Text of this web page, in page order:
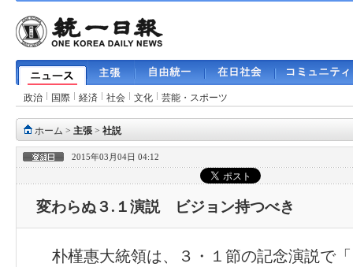
政治 国際 経済 社会 文化 芸能・スポーツ
ホーム > 主張> 社説
2015年03月04日 04:12
変わらぬ３.１演説 ビジョン持つべき
朴槿惠大統領は、３・１節の記念演説で